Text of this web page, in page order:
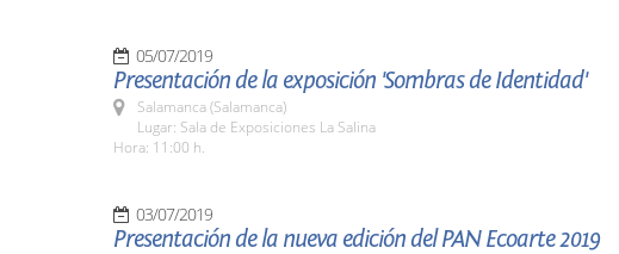
05/07/2019
Presentación de la exposición 'Sombras de Identidad'
Salamanca (Salamanca)
Lugar: Sala de Exposiciones La Salina
Hora: 11:00 h.
03/07/2019
Presentación de la nueva edición del PAN Ecoarte 2019